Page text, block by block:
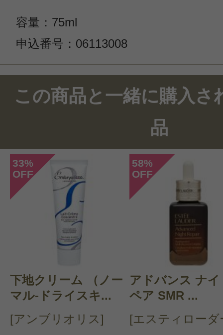
容量：75ml
申込番号：06113008
この商品のクチコミ
5件のレビュー
投稿日：2024年05月
らら 様
／40代前半
感じた効能：顔のテカリ
購入品：マスクエクラ（マスク アブ
とにかく敏感肌なのですが、つけて
リ。
5分から10分待たないとだけど、痛
この商品と一緒に購入さ
品
33%
OFF
下地クリーム （ノー
マル-ドライスキ...
[アンブリオリス]
58%
OFF
アドバンス ナ
ペア SMR ...
[エスティローダ